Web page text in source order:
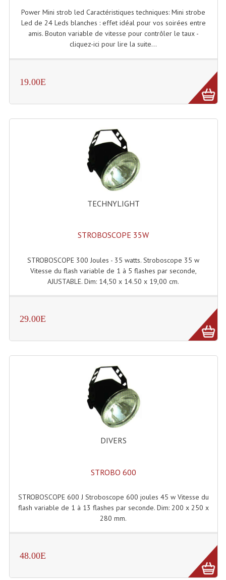
Retours De Scène
Caisson De Basse Amplifié
Enceintes Hifi
Enceintes Monitoring
Filtres Actifs, Correcteurs
Filtres Passifs
Haut-Parleurs Amplis Guitare
Moteurs Pavillons Pour Enceinte
Platines Disque Vinyles
Lecteurs Cd À Plats Lecteur MP3
Lecteurs Double Cd Mixage Intégrée
Lecteurs Double Cd MP3
Enregistreur Numérique
Power Mini strob led Caractéristiques techniques: Mini strobe
Led de 24 Leds blanches : effet idéal pour vos soirées entre
amis. Bouton variable de vitesse pour contrôler le taux -
cliquez-ici pour lire la suite...
19.00E
TECHNYLIGHT
STROBOSCOPE 35W
STROBOSCOPE 300 Joules - 35 watts. Stroboscope 35 w
Vitesse du flash variable de 1 à 5 flashes par seconde,
AJUSTABLE. Dim: 14,50 x 14.50 x 19,00 cm.
29.00E
DIVERS
STROBO 600
STROBOSCOPE 600 J Stroboscope 600 joules 45 w Vitesse du
flash variable de 1 à 13 flashes par seconde. Dim: 200 x 250 x
280 mm.
48.00E